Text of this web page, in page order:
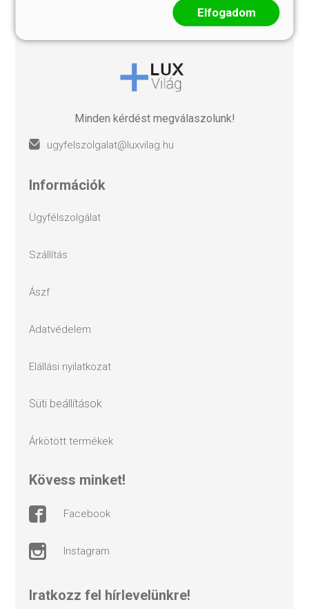
Minden kérdést megválaszolunk!
ugyfelszolgalat@luxvilag.hu
információk
ügyfélszolgálat
szállítás
ászf
adatvédelem
elállási nyilatkozat
süti beállítások
árkötött termékek
kövess minket!
facebook
instagram
Iratkozz fel hírlevelünkre!
Elfogadom